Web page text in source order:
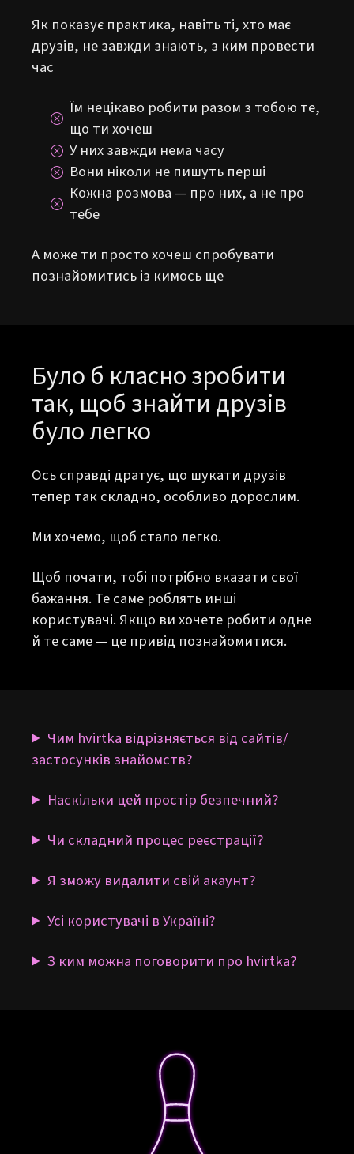
Як показує практика, навіть ті, хто має
друзів, не завжди знають, з ким провести
час
Їм нецікаво робити разом з тобою те,
що ти хочеш
У них завжди нема часу
Вони ніколи не пишуть перші
Кожна розмова — про них, а не про
тебе
А може ти просто хочеш спробувати
познайомитись із кимось ще
Було б класно зробити
так, щоб знайти друзів
було легко
Ось справді дратує, що шукати друзів
тепер так складно, особливо дорослим.
Ми хочемо, щоб стало легко.
Щоб почати, тобі потрібно вказати свої
бажання. Те саме роблять инші
користувачі. Якщо ви хочете робити одне
й те саме — це привід познайомитися.
Чим hvirtka відрізняється від сайтів/
застосунків знайомств?
Наскільки цей простір безпечний?
Чи складний процес реєстрації?
Я зможу видалити свій акаунт?
Усі користувачі в Україні?
З ким можна поговорити про hvirtka?